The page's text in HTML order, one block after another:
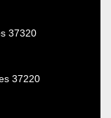
37320
37220